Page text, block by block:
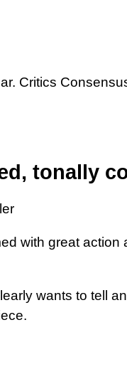
Critics
tonally
with great action
wants to tell